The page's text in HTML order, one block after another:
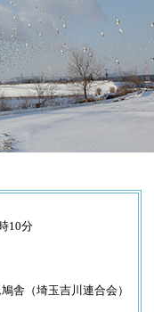
10分
舎（埼玉吉川連合会）